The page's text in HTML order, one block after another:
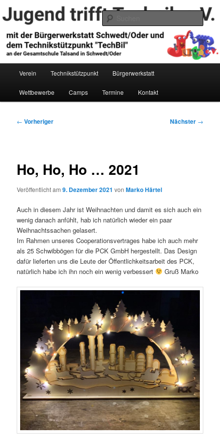
Zum
primären
springenJugend trifft Technik e.V.
Verein Technikstützpunkt Bürgerwerkstatt
Wettbewerbe Camps Termine Kontakt
Beitragsnavigation
← Vorheriger Nächster →
Ho, Ho, Ho … 2021
Veröffentlicht am9. Dezember 2021 vonMarko Härtel
Auch in diesem Jahr ist Weihnachten und damit es sich auch ein
wenig danach anfühlt, hab ich natürlich wieder ein paar
Weihnachtssachen gelasert.
Im Rahmen unseres Cooperationsvertrages habe ich auch mehr
als 25 Schwibbögen für die PCK GmbH hergestellt. Das Design
dafür lieferten uns die Leute der Öffentlichkeitsarbeit des PCK,
natürlich habe ich ihn noch ein wenig verbessert
Gruß Marko